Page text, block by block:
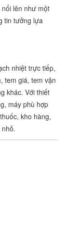
nổi lên như một
tin tưởng lựa
nhiệt trực tiếp,
tem giá, tem vận
khác. Với thiết
máy phù hợp
kho hàng,